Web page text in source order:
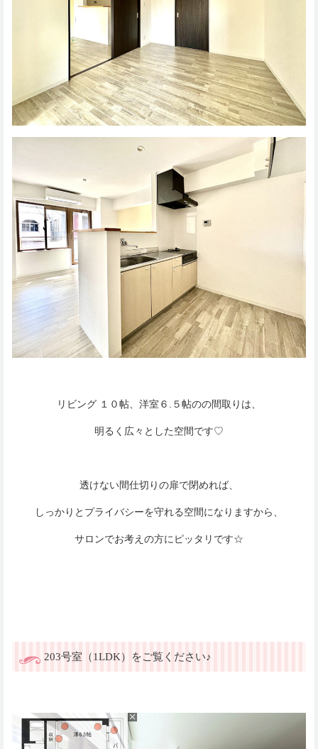
リビング １０帖、洋室６.５帖のの間取りは、
明るく広々とした空間です♡
透けない間仕切りの扉で閉めれば、
しっかりとプライバシーを守れる空間になりますから、
サロンでお考えの方にピッタリです☆
203号室（1LDK）をご覧ください♪